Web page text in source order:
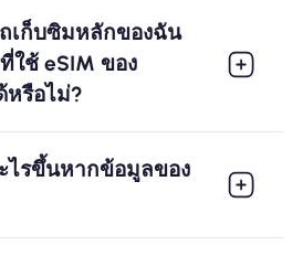
เก็บซิมหลักของฉัน
ใช้ eSIM ของ
หรือไม่?
ไรขึ้นหากข้อมูลของ